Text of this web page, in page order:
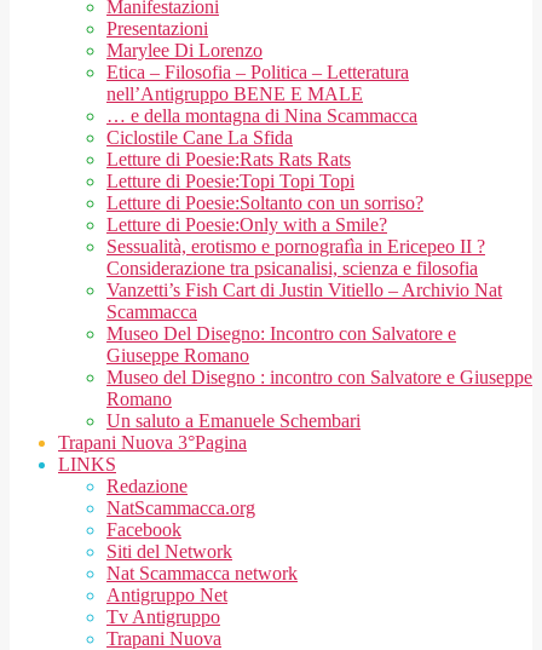
Manifestazioni
Presentazioni
Marylee Di Lorenzo
Etica – Filosofia – Politica – Letteratura
nell’Antigruppo BENE E MALE
… e della montagna di Nina Scammacca
Ciclostile Cane La Sfida
Letture di Poesie:Rats Rats Rats
Letture di Poesie:Topi Topi Topi
Letture di Poesie:Soltanto con un sorriso?
Letture di Poesie:Only with a Smile?
Sessualità, erotismo e pornografìa in Ericepeo II ?
Considerazione tra psicanalisi, scienza e filosofia
Vanzetti’s Fish Cart di Justin Vitiello – Archivio Nat
Scammacca
Museo Del Disegno: Incontro con Salvatore e
Giuseppe Romano
Museo del Disegno : incontro con Salvatore e Giuseppe
Romano
Un saluto a Emanuele Schembari
Trapani Nuova 3°Pagina
LINKS
Redazione
NatScammacca.org
Facebook
Siti del Network
Nat Scammacca network
Antigruppo Net
Tv Antigruppo
Trapani Nuova